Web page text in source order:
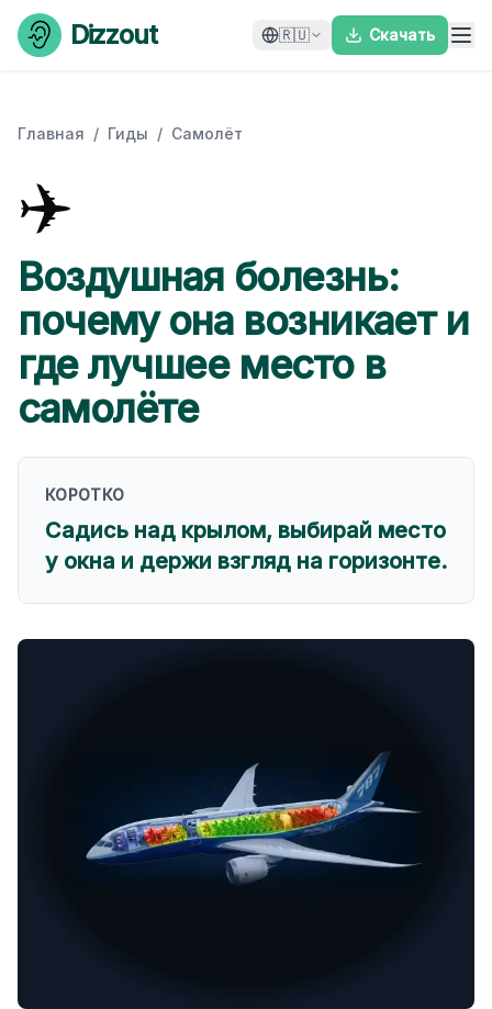
Skip to content
Dizzout 🇷🇺 Скачать
Главная / Гиды / Самолёт
✈️
Воздушная болезнь:
почему она возникает и
где лучшее место в
самолёте
КОРОТКО
Садись над крылом, выбирай место
у окна и держи взгляд на горизонте.